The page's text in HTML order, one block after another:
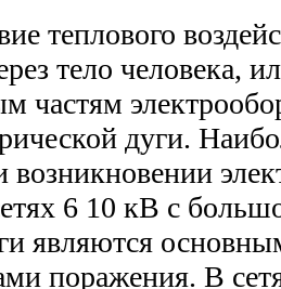
теплового
тело человека,
частям
дуги.
возникновении
6 10 кВ с
являются
поражения. В